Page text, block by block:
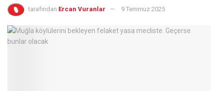
tarafından Ercan Vuranlar 9 Temmuz 2025